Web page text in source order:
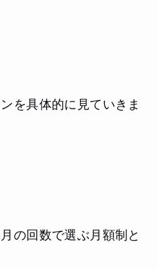
を具体的に見ていきま
の回数で選ぶ月額制と